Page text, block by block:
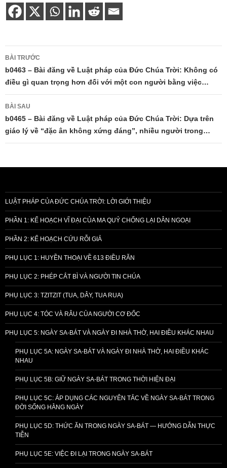
Điều
hướng
bài
viết
BÀI TRƯỚC
b0463 – Bài đăng về Luật pháp của Đức Chúa Trời: Không có
điều gì quan trọng hơn đối với một con người bằng việc…
BÀI SAU
b0465 – Bài đăng về Luật pháp của Đức Chúa Trời: Dựa trên
giáo lý về “đặc ân không xứng đáng”, nhiều người trong…
LUẬT PHÁP CỦA ĐỨC CHÚA TRỜI: LỜI GIỚI THIỆU
PHẦN 1: KẾ HOẠCH VĨ ĐẠI CỦA MA QUỶ CHỐNG LẠI DÂN NGOẠI
PHẦN 2: KẾ HOẠCH CỨU RỖI GIẢ
PHỤ LỤC 1: HUYỀN THOẠI VỀ 613 ĐIỀU RĂN
PHỤ LỤC 2: PHÉP CẮT BÌ VÀ NGƯỜI TIN CHÚA
PHỤ LỤC 3: TZITZIT (TUA, DÂY, TUA RUA)
PHỤ LỤC 4: TÓC VÀ RÂU CỦA NGƯỜI CƠ ĐỐC
PHỤ LỤC 5: NGÀY SA-BÁT VÀ NGÀY ĐI NHÀ THỜ, HAI ĐIỀU KHÁC NHAU
PHỤ LỤC 5A: NGÀY SA-BÁT VÀ NGÀY ĐI NHÀ THỜ, HAI ĐIỀU KHÁC
NHAU
PHỤ LỤC 5B: GIỮ NGÀY SA-BÁT TRONG THỜI HIỆN ĐẠI
PHỤ LỤC 5C: ÁP DỤNG CÁC NGUYÊN TẮC VỀ NGÀY SA-BÁT TRONG
ĐỜI SỐNG HẰNG NGÀY
PHỤ LỤC 5D: THỨC ĂN TRONG NGÀY SA-BÁT — HƯỚNG DẪN THỰC
TIỄN
PHỤ LỤC 5E: VIỆC ĐI LẠI TRONG NGÀY SA-BÁT